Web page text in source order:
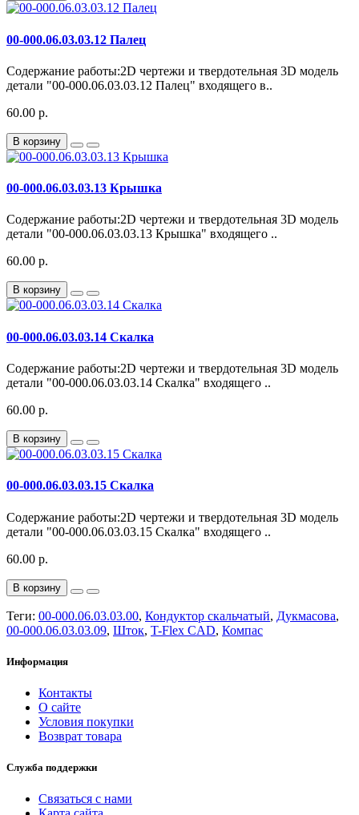
00-000.06.03.03.12 Палец
Содержание работы:2D чертежи и твердотельная 3D модель
детали "00-000.06.03.03.12 Палец" входящего в..
60.00 р.
В корзину
00-000.06.03.03.13 Крышка
Содержание работы:2D чертежи и твердотельная 3D модель
детали "00-000.06.03.03.13 Крышка" входящего ..
60.00 р.
В корзину
00-000.06.03.03.14 Скалка
Содержание работы:2D чертежи и твердотельная 3D модель
детали "00-000.06.03.03.14 Скалка" входящего ..
60.00 р.
В корзину
00-000.06.03.03.15 Скалка
Содержание работы:2D чертежи и твердотельная 3D модель
детали "00-000.06.03.03.15 Скалка" входящего ..
60.00 р.
В корзину
Теги: 00-000.06.03.03.00, Кондуктор скальчатый, Дукмасова,
00-000.06.03.03.09, Шток, T-Flex CAD, Компас
Информация
Контакты
О сайте
Условия покупки
Возврат товара
Служба поддержки
Связаться с нами